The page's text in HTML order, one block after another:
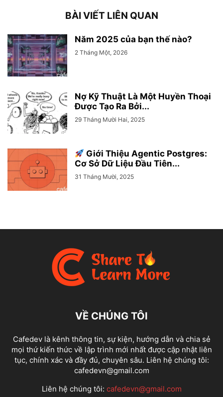
BÀI VIẾT LIÊN QUAN
Năm 2025 của bạn thế nào?
2 Tháng Một, 2026
Nợ Kỹ Thuật Là Một Huyền Thoại
Được Tạo Ra Bởi...
29 Tháng Mười Hai, 2025
Giới Thiệu Agentic Postgres:
Cơ Sở Dữ Liệu Đầu Tiên...
31 Tháng Mười, 2025
VỀ CHÚNG TÔI
Cafedev là kênh thông tin, sự kiện, hướng dẫn và chia sẻ
mọi thứ kiến thức về lập trình mới nhất được cập nhật liên
tục, chính xác và đầy đủ, chuyên sâu. Liên hệ chúng tôi:
cafedevn@gmail.com
Liên hệ chúng tôi: cafedevn@gmail.com